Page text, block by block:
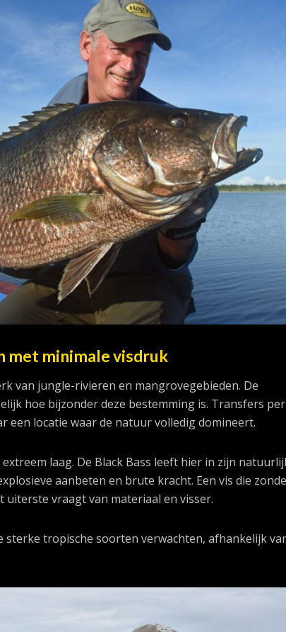
met minimale visdruk
van jungle-rivieren en mangrovegebieden. De
hoe bijzonder deze bestemming is. Transfers
een locatie waar de natuur volledig domineert.
laag. De Black Bass leeft hier in zijn
aanbeten en brute kracht. Een vis die
vraagt van materiaal en visser.
sterke tropische soorten verwachten, afhankelijk